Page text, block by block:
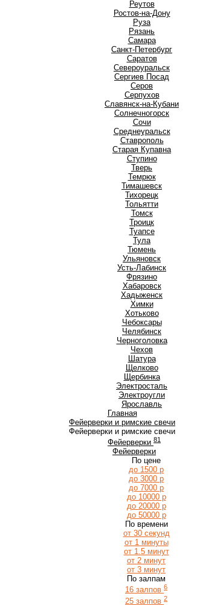
Реутов
Ростов-на-Дону
Руза
Рязань
Самара
Санкт-Петербург
Саратов
Североуральск
Сергиев Посад
Серов
Серпухов
Славянск-на-Кубани
Солнечногорск
Сочи
Среднеуральск
Ставрополь
Старая Купавна
Ступино
Тверь
Темрюк
Тимашевск
Тихорецк
Тольятти
Томск
Троицк
Туапсе
Тула
Тюмень
Ульяновск
Усть-Лабинск
Фрязино
Хабаровск
Хадыженск
Химки
Хотьково
Чебоксары
Челябинск
Черноголовка
Чехов
Шатура
Щелково
Щербинка
Электросталь
Электроугли
Ярославль
Главная
Фейерверки и римские свечи
Фейерверки и римские свечи
Фейерверки 81
Фейерверки
По цене
до 1500 р
до 3000 р
до 7000 р
до 10000 р
до 20000 р
до 50000 р
По времени
от 30 секунд
от 1 минуты
от 1.5 минут
от 2 минут
от 3 минут
По залпам
16 залпов 6
25 залпов 2